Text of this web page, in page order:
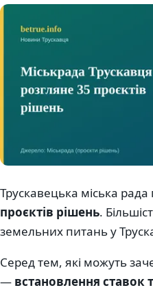
Трускавецька міська
проєктів рішень.
земельних питань у
Серед тем, які можуть
— встановлення ставок